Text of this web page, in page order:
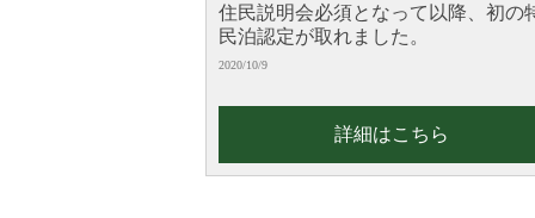
住民説明会必須となって以降、初の
民泊認定が取れました。
2020/10/9
詳細はこちら